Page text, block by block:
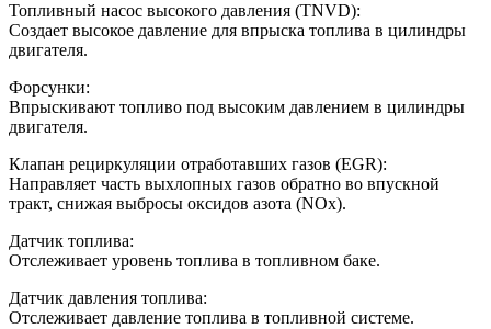
Топливный насос высокого давления (TNVD):
Создает высокое давление для впрыска топлива в цилиндры
двигателя.
Форсунки:
Впрыскивают топливо под высоким давлением в цилиндры
двигателя.
Клапан рециркуляции отработавших газов (EGR):
Направляет часть выхлопных газов обратно во впускной
тракт, снижая выбросы оксидов азота (NOx).
Датчик топлива:
Отслеживает уровень топлива в топливном баке.
Датчик давления топлива:
Отслеживает давление топлива в топливной системе.